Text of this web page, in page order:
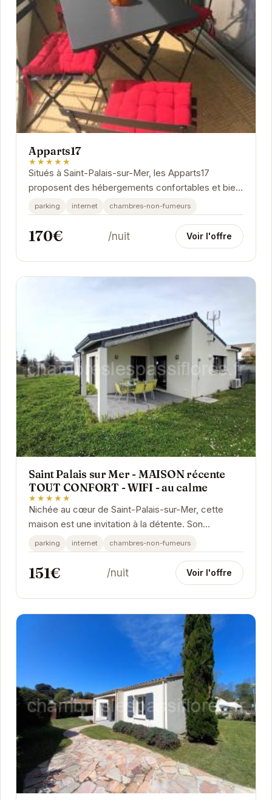
Apparts17
★★★★★
Situés à Saint-Palais-sur-Mer, les Apparts17
proposent des hébergements confortables et bien
équipés, à proximité des plages et des...
parking internet chambres-non-fumeurs
170€ /nuit Voir l'offre
Saint Palais sur Mer - MAISON récente
TOUT CONFORT - WIFI - au calme
★★★★★
Nichée au cœur de Saint-Palais-sur-Mer, cette
maison est une invitation à la détente. Son
ambiance chaleureuse et ses équipements
modernes vous...
parking internet chambres-non-fumeurs
151€ /nuit Voir l'offre